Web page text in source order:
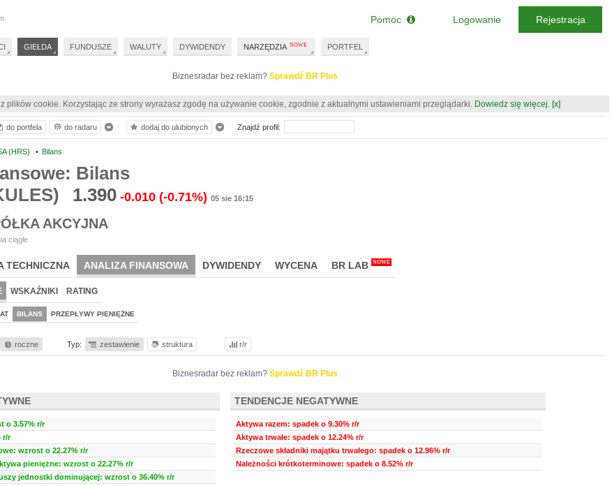
Biznesradar bez reklam? Sprawdź BR Plus
plików cookie. Korzystając ze strony wyrażasz zgodę na używanie cookie, zgodnie z aktualnymi ustawieniami przeglądarki. Dowiedz się więcej. [x]
(HRS) • Bilans
Bilans
1.390 -0.010 (-0.71%) 05 sie 16:15
AKCYJNA
ciągłe
TECHNICZNA ANALIZA FINANSOWA DYWIDENDY WYCENA BR LAB NOWE
WSKAŹNIKI RATING
BILANS PRZEPŁYWY PIENIĘŻNE
roczne Typ: zestawienie struktura r/r
Biznesradar bez reklam? Sprawdź BR Plus
o 3.57% r/r
r/r
wzrost o 22.27% r/r
pieniężne: wzrost o 22.27% r/r
jednostki dominującej: wzrost o 36.40% r/r
TENDENCJE NEGATYWNE
Aktywa razem: spadek o 9.30% r/r
Aktywa trwałe: spadek o 12.24% r/r
Rzeczowe składniki majątku trwałego: spadek o 12.96% r/r
Należności krótkoterminowe: spadek o 8.52% r/r
do portfela do radaru dodaj do ulubionych Znajdź profil:
GIEŁDA FUNDUSZE WALUTY DYWIDENDY NARZĘDZIA PORTFEL
Pomoc Logowanie Rejestracja